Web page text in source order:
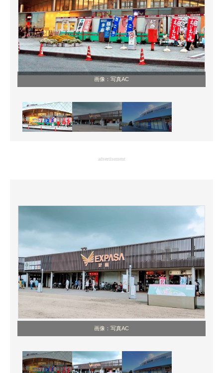
ビジネスと働き方のヒント
AI活用のいまが分かる
企業ITのトレンドを詳説
経営リーダーのコミュニティ
マーケ×ITの今がよく分かる
ITエンジニア向け専門サイト
エレクトロニクス専門サイト
電子設計の基本と応用
エネルギーの専門メディア
建設×テクノロジーの最前線
ちょっと気になるネットの話題
画像：写真AC
advertisement
画像：写真AC